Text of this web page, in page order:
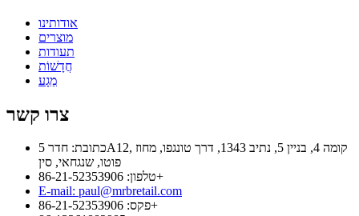
אודותינו
מוצרים
תעודות
חֲדָשׁוֹת
מַגָע
צרו קשר
כתובת: חדר 5A12, קומה 4, בניין 5, נתיב 1343, דרך טונגפו, מחוז
פוטו, שנגחאי, סין
טלפון: 86-21-52353906+
E-mail: paul@mrbretail.com
פקס: 86-21-52353906+